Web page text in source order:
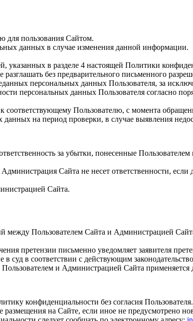
для пользования Сайтом.
данных в случае изменения данной информации.
в разделе 4 настоящей Политики
без предварительного письменного
персональных данных Пользователя, за
персональных данных Пользователя согласно
Пользователю, с момента
на период проверки, в случае выявления
за убытки, понесенные
Сайта не несет ответственности,
Сайта.
Пользователем Сайта и Администрацией
претензии письменно уведомляет заявителя
суд в соответствии с действующим
и Администрацией Сайта применяется
конфиденциальности без согласия Пользователя.
на Сайте, если иное не предусмотрено